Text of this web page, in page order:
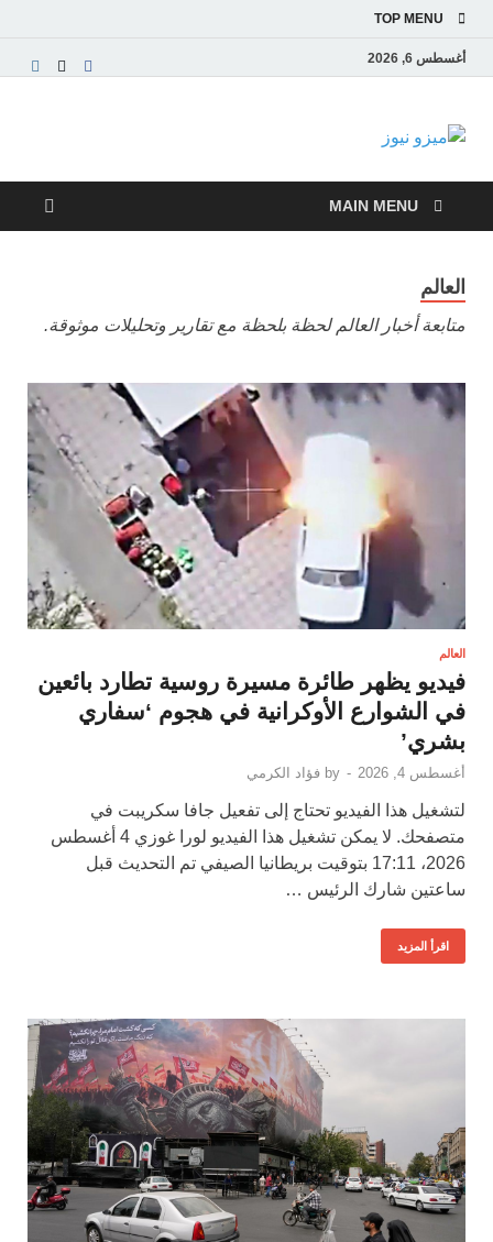
TOP MENU
أغسطس 6, 2026
ميزو نيوز
والاقتصادية
MAIN MENU
العالم
متابعة أخبار العالم لحظة بلحظة مع تقارير وتحليلات موثوقة.
العالم
فيديو يظهر طائرة مسيرة روسية تطارد بائعين
في الشوارع الأوكرانية في هجوم ‘سفاري
بشري’
أغسطس 4, 2026 -
by فؤاد الكرمي
لتشغيل هذا الفيديو تحتاج إلى تفعيل جافا سكريبت في
متصفحك. لا يمكن تشغيل هذا الفيديو لورا غوزي 4 أغسطس
2026، 17:11 بتوقيت بريطانيا الصيفي تم التحديث قبل
ساعتين شارك الرئيس …
اقرأ المزيد